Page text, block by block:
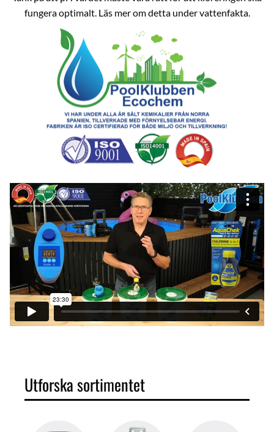
fungera optimalt. Läs mer om detta undervattenfakta.
Utforska sortimentet